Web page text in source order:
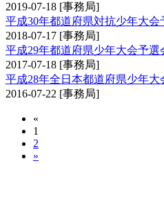
2019-07-18 [事務局]
平成30年都道府県対抗少年大会
2018-07-17 [事務局]
平成29年都道府県少年大会予選
2017-07-18 [事務局]
平成28年全日本都道府県少年大
2016-07-22 [事務局]
«
1
2
»